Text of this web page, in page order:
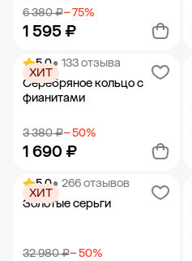
6 380 ₽− 75%
1 595 ₽
Добавить в корзину
5.0• 133 отзыва
Серебряное кольцо с
фианитами
3 380 ₽− 50%
1 690 ₽
ХИТ
Добавить в корзину
5.0• 266 отзывов
Золотые серьги
32 980 ₽− 50%
ХИТ